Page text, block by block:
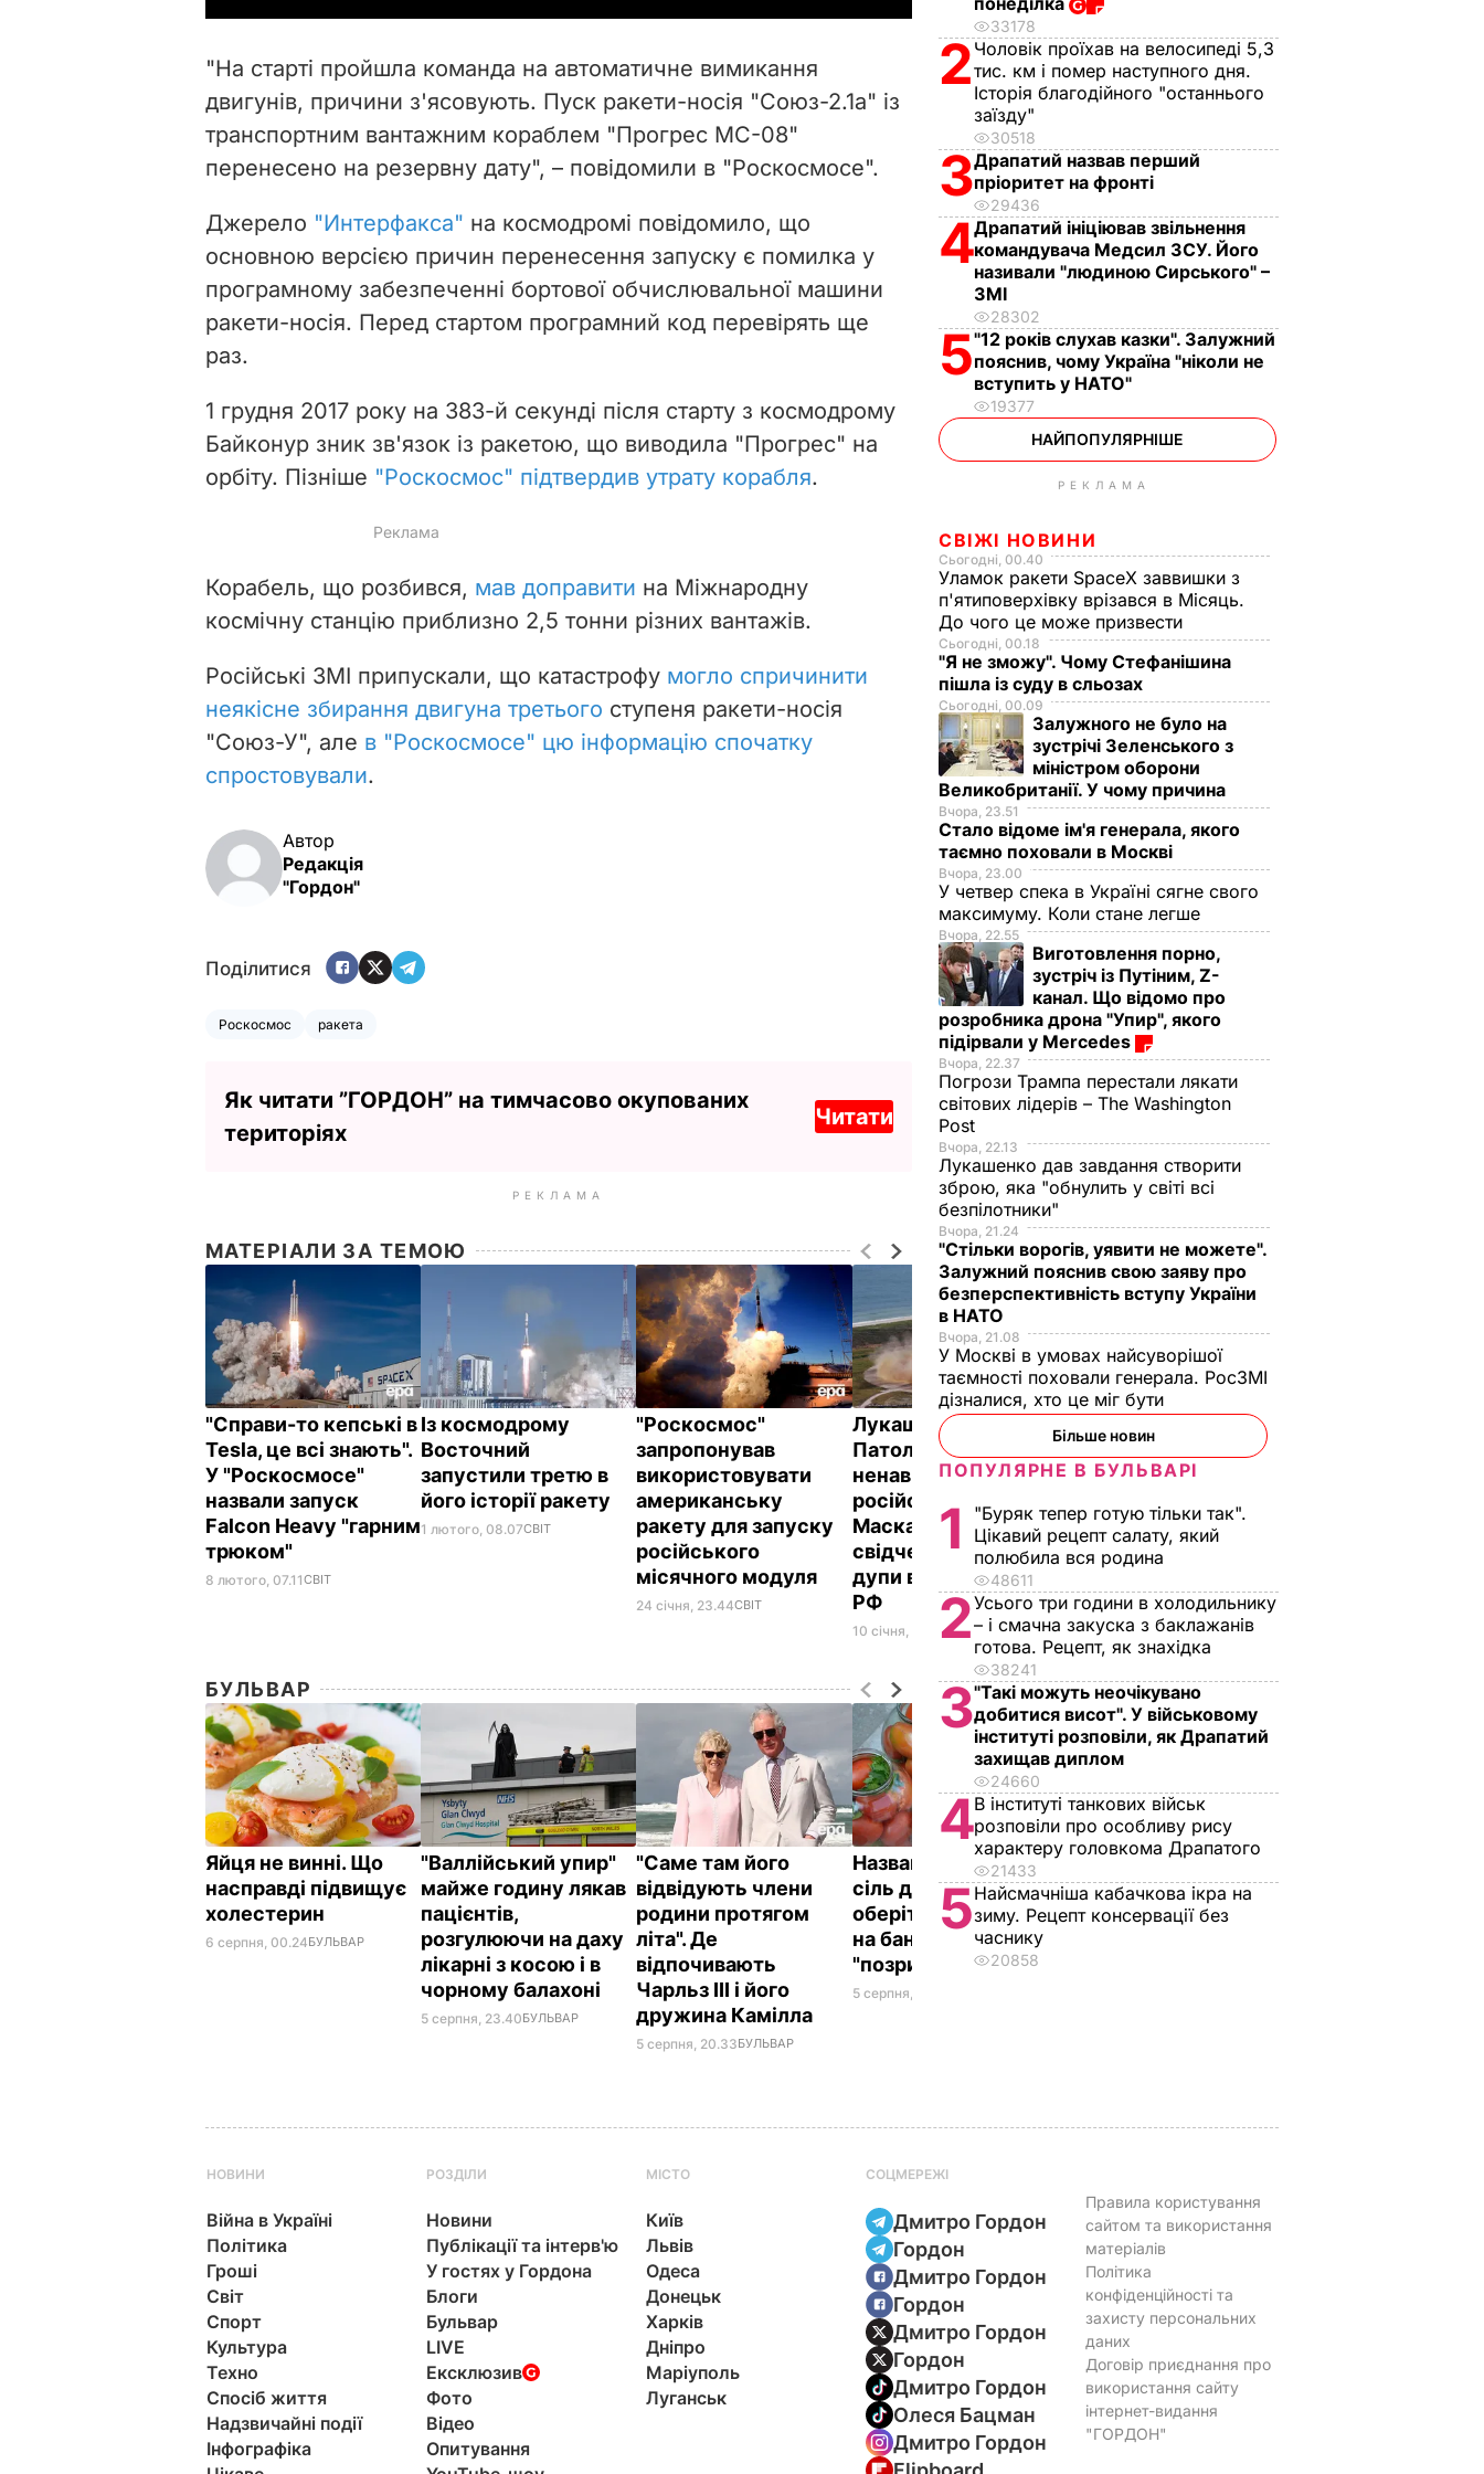
i
d
o
"На старті пройшла команда на автоматичне вимикання
двигунів, причини з'ясовують. Пуск ракети-носія "Союз-2.1а" із
транспортним вантажним кораблем "Прогрес МС-08"
перенесено на резервну дату", – повідомили в "Роскосмосе".
Джерело "Интерфакса" на космодромі повідомило, що
основною версією причин перенесення запуску є помилка у
програмному забезпеченні бортової обчислювальної машини
ракети-носія. Перед стартом програмний код перевірять ще
раз.
1 грудня 2017 року на 383-й секунді після старту з космодрому
Байконур зник зв'язок із ракетою, що виводила "Прогрес" на
орбіту. Пізніше "Роскосмос" підтвердив утрату корабля.
Корабель, що розбився, мав доправити на Міжнародну
космічну станцію приблизно 2,5 тонни різних вантажів.
Російські ЗМІ припускали, що катастрофу могло спричинити
неякісне збирання двигуна третього ступеня ракети-носія
"Союз-У", але в "Роскосмосе" цю інформацію спочатку
спростовували.
Автор
Редакція
"Гордон"
Поділитися
Роскосмос ракета
Як читати ”ГОРДОН” на тимчасово окупованих
територіях
Читати
РЕКЛАМА
МАТЕРІАЛИ ЗА ТЕМОЮ
"Справи-то кепські в
Tesla, це всі знають".
У "Роскосмосе"
назвали запуск
Falcon Heavy "гарним
трюком"
8 лютого, 07.11СВІТ
Із космодрому
Восточний
запустили третю в
його історії ракету
1 лютого, 08.07СВІТ
"Роскосмос"
запропонував
використовувати
американську
ракету для запуску
російського
місячного модуля
24 січня, 23.44СВІТ
Лукашевич:
Патологічна
ненависть
російських ЗМІ до
Маска – найкраще
свідчення глибокої
дупи в космонавтиці
РФ
10 січня, 17.40СВІТ
спростували версію
Рогозіна про аварію
переплутані
космодроми
БУЛЬВАР
Яйця не винні. Що
насправді підвищує
холестерин
6 серпня, 00.24БУЛЬВАР
"Валлійський упир"
майже годину лякав
пацієнтів,
розгулюючи на даху
лікарні з косою і в
чорному балахоні
5 серпня, 23.40БУЛЬВАР
"Саме там його
відвідують члени
родини протягом
літа". Де
відпочивають
Чарльз III і його
дружина Камілла
5 серпня, 20.33БУЛЬВАР
Названа найкраща
сіль для консервації,
оберіть її – і кришки
на банках не
"позриває"
5 серпня, 19.25
Марія Бурмака: Нам
кажуть, що буде
важка зима, і я не
33178
2 Чоловік проїхав на велосипеді 5,3
тис. км і помер наступного дня.
Історія благодійного "останнього
заїзду"
30518
3Драпатий назвав перший
пріоритет на фронті
29436
4Драпатий ініціював звільнення
командувача Медсил ЗСУ. Його
називали "людиною Сирського" –
ЗМІ
28302
5"12 років слухав казки". Залужний
пояснив, чому Україна "ніколи не
вступить у НАТО"
19377
НАЙПОПУЛЯРНІШЕ
РЕКЛАМА
СВІЖІ НОВИНИ
Сьогодні, 00.40
Уламок ракети SpaceX заввишки з
п'ятиповерхівку врізався в Місяць.
До чого це може призвести
Сьогодні, 00.18
"Я не зможу". Чому Стефанішина
пішла із суду в сльозах
Сьогодні, 00.09
Залужного не було на
зустрічі Зеленського з
міністром оборони
Великобританії. У чому причина
Вчора, 23.51
Стало відоме ім'я генерала, якого
таємно поховали в Москві
Вчора, 23.00
У четвер спека в Україні сягне свого
максимуму. Коли стане легше
Вчора, 22.55
Виготовлення порно,
зустріч із Путіним, Z-
канал. Що відомо про
розробника дрона "Упир", якого
підірвали у Mercedes
Вчора, 22.37
Погрози Трампа перестали лякати
світових лідерів – The Washington
Post
Вчора, 22.13
Лукашенко дав завдання створити
зброю, яка "обнулить у світі всі
безпілотники"
Вчора, 21.24
"Стільки ворогів, уявити не можете".
Залужний пояснив свою заяву про
безперспективність вступу України
в НАТО
Вчора, 21.08
У Москві в умовах найсуворішої
таємності поховали генерала. РосЗМІ
дізналися, хто це міг бути
Більше новин
ПОПУЛЯРНЕ В БУЛЬВАРІ
1
"Буряк тепер готую тільки так".
Цікавий рецепт салату, який
полюбила вся родина
48611
2Усього три години в холодильнику
– і смачна закуска з баклажанів
готова. Рецепт, як знахідка
38241
3"Такі можуть неочікувано
добитися висот". У військовому
інституті розповіли, як Драпатий
захищав диплом
24660
4В інституті танкових військ
розповіли про особливу рису
характеру головкома Драпатого
21433
5Найсмачніша кабачкова ікра на
зиму. Рецепт консервації без
часнику
20858
НОВИНИ
Війна в Україні
Політика
Гроші
Світ
Спорт
Культура
Техно
Спосіб життя
Надзвичайні події
Інфографіка
РОЗДІЛИ
Новини
Публікації та інтерв'ю
У гостях у Гордона
Блоги
Бульвар
LIVE
Ексклюзив
Фото
Відео
Опитування
МІСТО
Київ
Львів
Одеса
Донецьк
Харків
Дніпро
Маріуполь
Луганськ
СОЦМЕРЕЖІ
Дмитро Гордон
Гордон
Дмитро Гордон
Гордон
Дмитро Гордон
Гордон
Дмитро Гордон
Олеся Бацман
Дмитро Гордон
Правила користування
сайтом та використання
матеріалів
Політика
конфіденційності та
захисту персональних
даних
Договір приєднання про
використання сайту
інтернет-видання
"ГОРДОН"